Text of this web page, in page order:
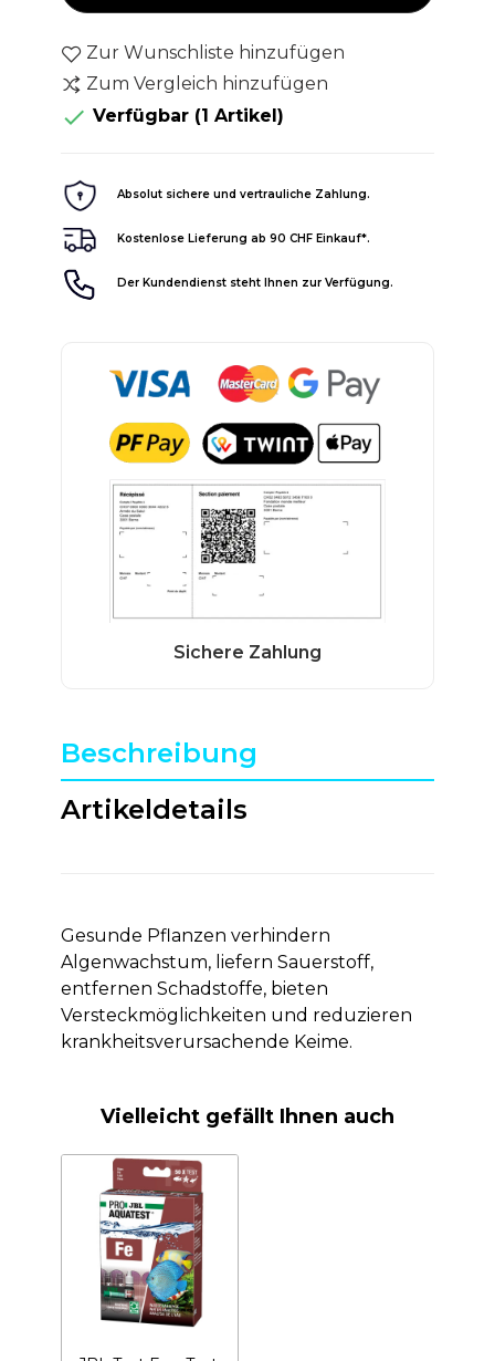
Zur Wunschliste hinzufügen
Zum Vergleich hinzufügen
 Verfügbar (1 Artikel)
Absolut sichere und vertrauliche Zahlung.
Kostenlose Lieferung ab 90 CHF Einkauf*.
Der Kundendienst steht Ihnen zur Verfügung.
Beschreibung
Artikeldetails
Gesunde Pflanzen verhindern
Algenwachstum, liefern Sauerstoff,
entfernen Schadstoffe, bieten
Versteckmöglichkeiten und reduzieren
krankheitsverursachende Keime.
Vielleicht gefällt Ihnen auch